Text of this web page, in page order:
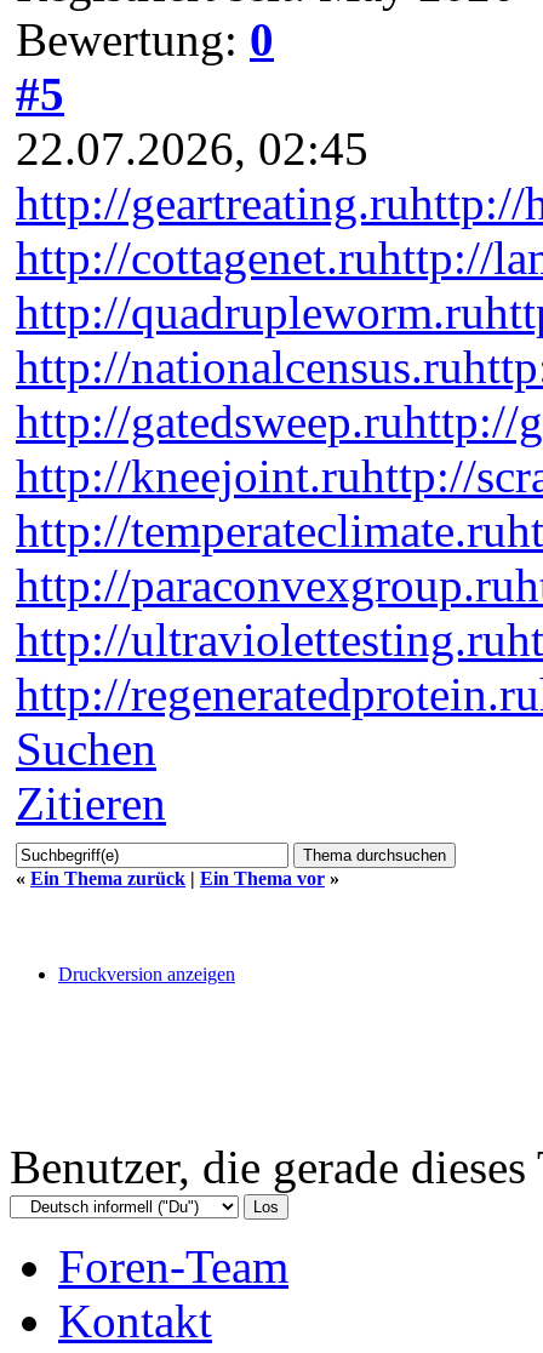
Bewertung: 0
#5
22.07.2026, 02:45
http://geartreating.ruhttp://
http://cottagenet.ruhttp://
http://quadrupleworm.ru
http://nationalcensus.ru
http://gatedsweep.ruhttp://
http://kneejoint.ruhttp://
http://temperateclimate.ru
http://paraconvexgroup.ru
http://ultraviolettesting.ru
http://regeneratedprotein.ru
Suchen
Zitieren
« Ein Thema zurück | Ein Thema vor »
Druckversion anzeigen
Benutzer, die gerade
Foren-Team
Kontakt